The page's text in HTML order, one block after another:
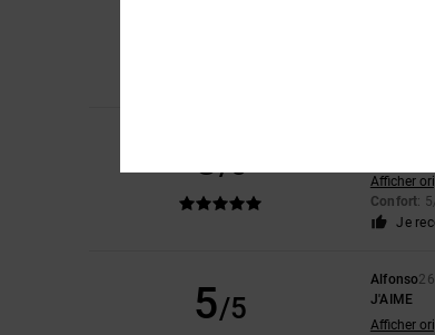
5/5
Afficher
Confort: 5
Je
5/5
Alfonso
J'AIME
Afficher